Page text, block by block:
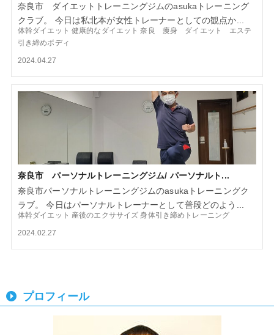
奈良市 ダイエットトレーニングジムのasukaトレーニング
クラブ。 今日は私北本が女性トレーナーとしての観点か...
体幹ダイエット 健康的なダイエット 奈良 痩身 ダイエット エステ
引き締めボディ
2024.04.27
奈良市 パーソナルトレーニングジム/ パーソナルト...
奈良市パーソナルトレーニングジムのasukaトレーニングク
ラブ。 今日はパーソナルトレーナーとして普段どのよう...
体幹ダイエット 産後のエクササイズ 身体引き締めトレーニング
2024.02.27
プロフィール